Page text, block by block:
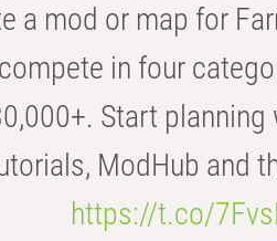
a mod or map for
in four
Start planning
ModHub and
https://t.co/